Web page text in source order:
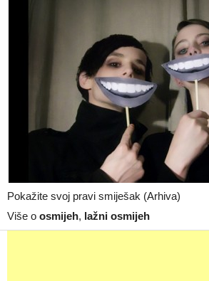
Pokažite svoj pravi smiješak (Arhiva)
Više o osmijeh, lažni osmijeh